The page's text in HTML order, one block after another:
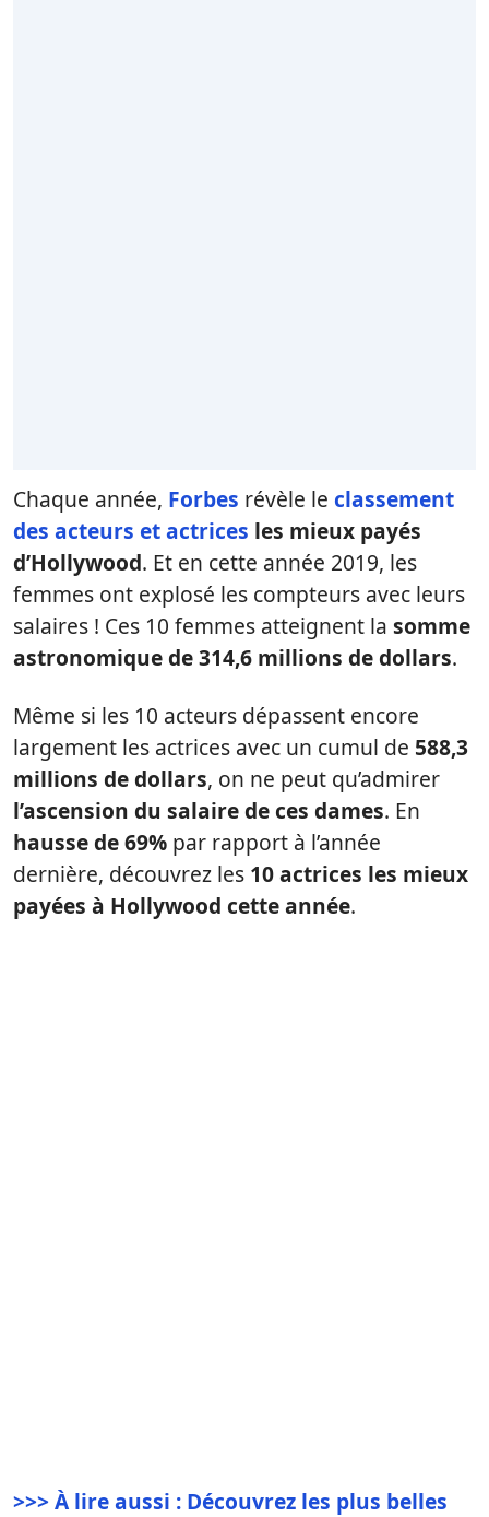
Chaque année, Forbes révèle le classement
des acteurs et actrices les mieux payés
d’Hollywood. Et en cette année 2019, les
femmes ont explosé les compteurs avec leurs
salaires ! Ces 10 femmes atteignent la somme
astronomique de 314,6 millions de dollars.
Même si les 10 acteurs dépassent encore
largement les actrices avec un cumul de 588,3
millions de dollars, on ne peut qu’admirer
l’ascension du salaire de ces dames. En
hausse de 69% par rapport à l’année
dernière, découvrez les 10 actrices les mieux
payées à Hollywood cette année.
>>> À lire aussi : Découvrez les plus belles